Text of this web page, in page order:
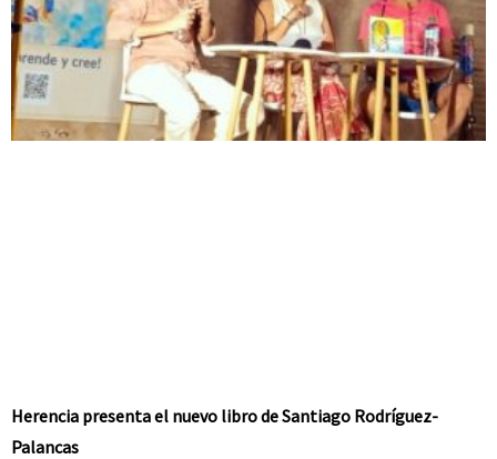
Herencia presenta el nuevo libro de Santiago Rodríguez-
Palancas